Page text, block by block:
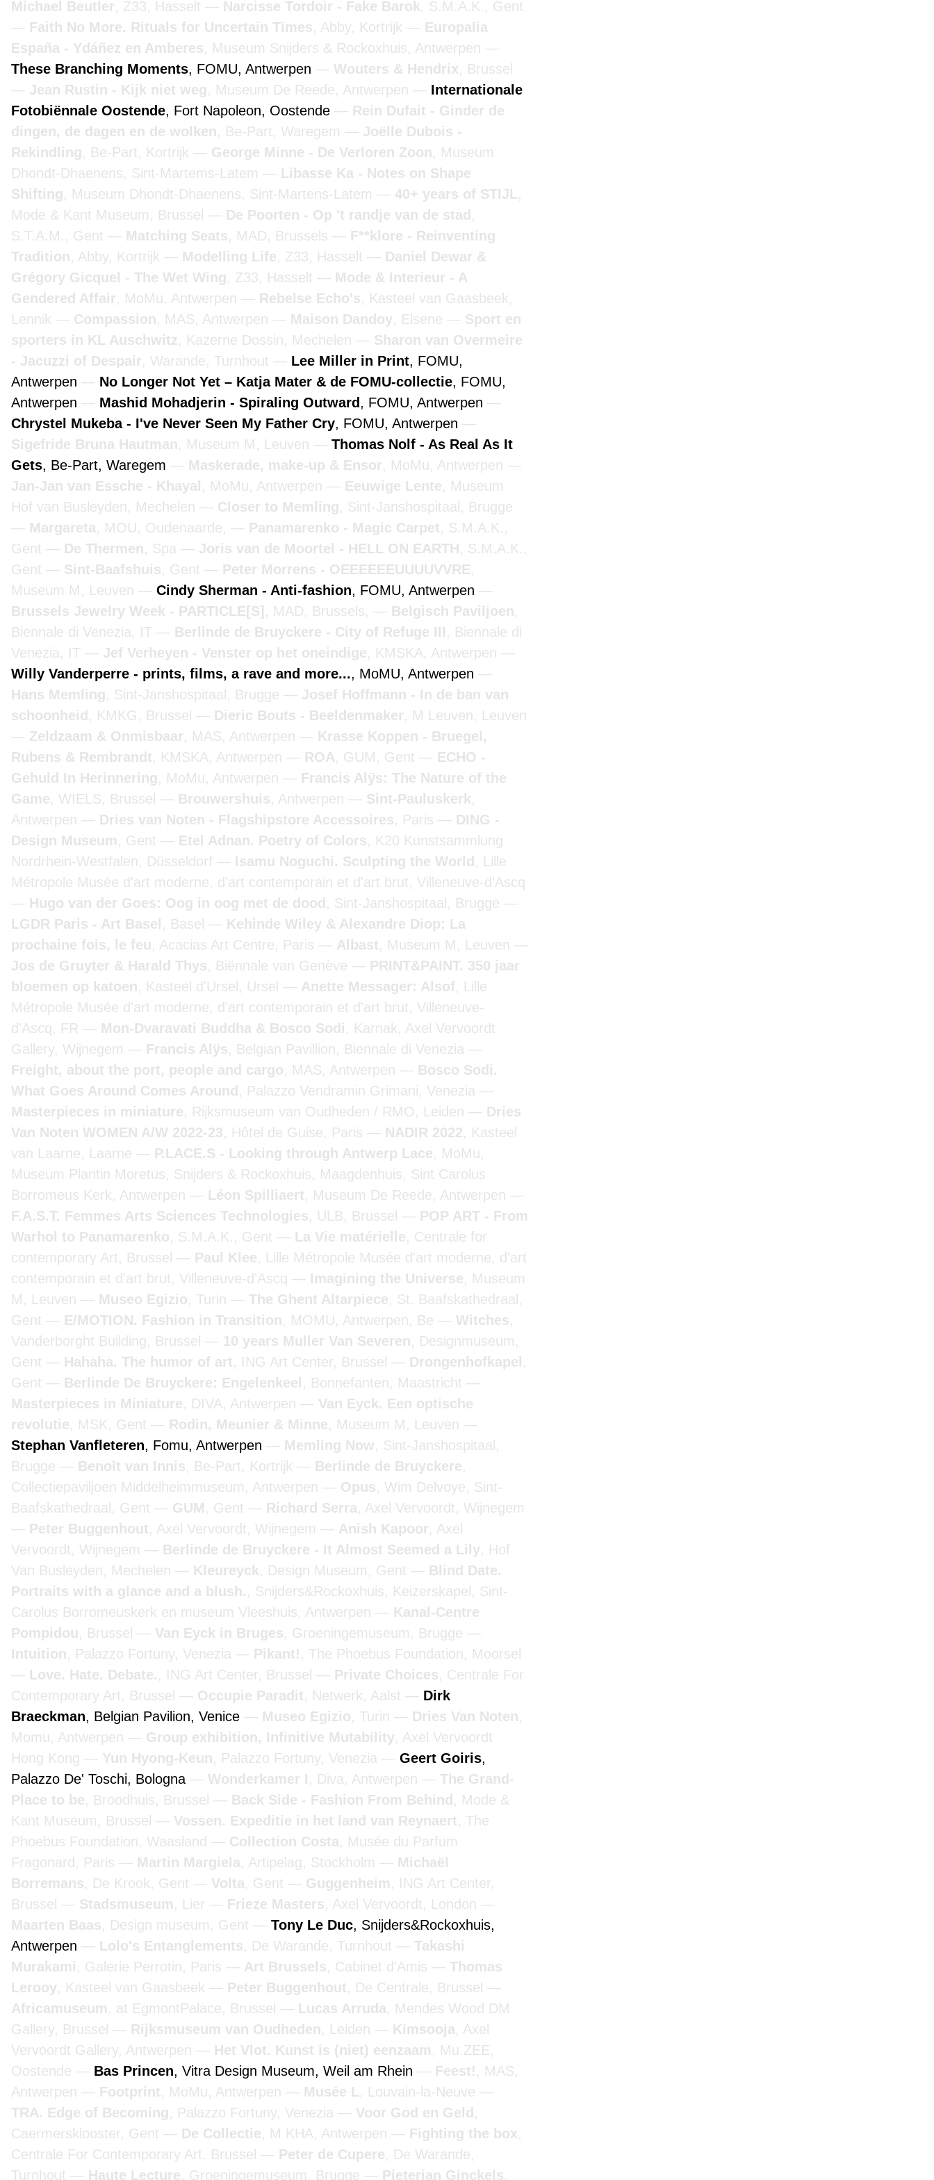
Michael Beutler, Z33, Hasselt Narcisse Tordoir - Fake Barok, S.M.A.K., Gent
Faith No More. Rituals for Uncertain Times, Abby, Kortrijk
Europalia
España - Ydáñez en Amberes, Museum Snijders & Rockoxhuis, Antwerpen
These Branching Moments, FOMU, Antwerpen Wouters & Hendrix, Brussel
Jean Rustin - Kijk niet weg, Museum De Reede, Antwerpen
Internationale
Fotobiënnale Oostende, Fort Napoleon, Oostende
Rein Dufait - Ginder de
dingen, de dagen en de wolken, Be-Part, Waregem
Joëlle Dubois -
Rekindling, Be-Part, Kortrijk George Minne - De Verloren Zoon, Museum
Dhondt-Dhaenens, Sint-Martems-Latem
Libasse Ka - Notes on Shape
Shifting, Museum Dhondt-Dhaenens, Sint-Martens-Latem 40+ years of STIJL,
Mode & Kant Museum, Brussel
De Poorten - Op 't randje van de stad ,
S.T.A.M., Gent
Matching Seats, MAD, Brussels
F**klore - Reinventing
Tradition, Abby, Kortrijk Modelling Life, Z33, Hasselt
Daniel Dewar &
Grégory Gicquel - The Wet Wing, Z33, Hasselt
Mode & Interieur - A
Gendered Affair, MoMu, Antwerpen Rebelse Echo's, Kasteel van Gaasbeek,
Lennik
Compassion, MAS, Antwerpen Maison Dandoy, Elsene
Sport en
sporters in KL Auschwitz, Kazerne Dossin, Mechelen
Sharon van Overmeire
- Jacuzzi of Despair, Warande, Turnhout Lee Miller in Print, FOMU,
Antwerpen
No Longer Not Yet – Katja Mater & de FOMU-collectie, FOMU,
Antwerpen
Mashid Mohadjerin - Spiraling Outward, FOMU, Antwerpen
Chrystel Mukeba - I've Never Seen My Father Cry, FOMU, Antwerpen
Sigefride Bruna Hautman, Museum M, Leuven
Thomas Nolf - As Real As It
Gets, Be-Part, Waregem Maskerade, make-up & Ensor, MoMu, Antwerpen
Jan-Jan van Essche - Khayal , MoMu, Antwerpen Eeuwige Lente, Museum
Hof van Busleyden, Mechelen
Closer to Memling, Sint-Janshospitaal, Brugge
Margareta, MOU, Oudenaarde, Panamarenko - Magic Carpet, S.M.A.K.,
Gent
De Thermen, Spa Joris van de Moortel - HELL ON EARTH, S.M.A.K.,
Gent
Sint-Baafshuis, Gent Peter Morrens - OEEEEEEUUUUVVRE,
Museum M, Leuven
Cindy Sherman - Anti-fashion, FOMU, Antwerpen
Brussels Jewelry Week - PARTICLE[S] , MAD, Brussels, Belgisch Paviljoen,
Biennale di Venezia, IT
Berlinde de Bruyckere - City of Refuge III, Biennale di
Venezia, IT
Jef Verheyen - Venster op het oneindige, KMSKA, Antwerpen
Willy Vanderperre - prints, films, a rave and more..., MoMU, Antwerpen
Hans Memling, Sint-Janshospitaal, Brugge
Josef Hoffmann - In de ban van
schoonheid , KMKG, Brussel Dieric Bouts - Beeldenmaker, M Leuven, Leuven
Zeldzaam & Onmisbaar, MAS, Antwerpen
Krasse Koppen - Bruegel,
Rubens & Rembrandt, KMSKA, Antwerpen ROA, GUM, Gent
ECHO -
Gehuld In Herinnering, MoMu, Antwerpen
Francis Alÿs: The Nature of the
Game, WIELS, Brussel Brouwershuis, Antwerpen Sint-Pauluskerk,
Antwerpen
Dries van Noten - Flagshipstore Accessoires, Paris
DING -
Design Museum, Gent Etel Adnan. Poetry of Colors, K20 Kunstsammlung
Nordrhein-Westfalen, Düsseldorf
Isamu Noguchi. Sculpting the World , Lille
Métropole Musée d'art moderne, d'art contemporain et d'art brut, Villeneuve-d'Ascq
Hugo van der Goes: Oog in oog met de dood , Sint-Janshospitaal, Brugge
LGDR Paris - Art Basel , Basel
Kehinde Wiley & Alexandre Diop: La
prochaine fois, le feu, Acacias Art Centre, Paris Albast, Museum M, Leuven
Jos de Gruyter & Harald Thys, Biënnale van Genève
PRINT&PAINT. 350 jaar
bloemen op katoen, Kasteel d'Ursel, Ursel Anette Messager: Alsof, Lille
Métropole Musée d'art moderne, d'art contemporain et d'art brut, Villeneuve-
d'Ascq, FR
Mon-Dvaravati Buddha & Bosco Sodi, Karnak, Axel Vervoordt
Gallery, Wijnegem
Francis Alÿs, Belgian Pavillion, Biennale di Venezia
Freight, about the port, people and cargo, MAS, Antwerpen
Bosco Sodi.
What Goes Around Comes Around , Palazzo Vendramin Grimani, Venezia
Masterpieces in miniature, Rijksmuseum van Oudheden / RMO, Leiden
Dries
Van Noten WOMEN A/W 2022-23, Hôtel de Guise, Paris NADIR 2022, Kasteel
van Laarne, Laarne
P.LACE.S - Looking through Antwerp Lace, MoMu,
Museum Plantin Moretus, Snijders & Rockoxhuis, Maagdenhuis, Sint Carolus
Borromeus Kerk, Antwerpen
Léon Spilliaert, Museum De Reede, Antwerpen
F.A.S.T. Femmes Arts Sciences Technologies, ULB, Brussel
POP ART - From
Warhol to Panamarenko, S.M.A.K., Gent La Vie matérielle, Centrale for
contemporary Art, Brussel
Paul Klee, Lille Métropole Musée d'art moderne, d'art
contemporain et d'art brut, Villeneuve-d'Ascq
Imagining the Universe, Museum
M, Leuven
Museo Egizio, Turin The Ghent Altarpiece, St. Baafskathedraal,
Gent
E/MOTION. Fashion in Transition, MOMU, Antwerpen, Be Witches,
Vanderborght Building, Brussel
10 years Muller Van Severen, Designmuseum,
Gent
Hahaha. The humor of art, ING Art Center, Brussel Drongenhofkapel ,
Gent
Berlinde De Bruyckere: Engelenkeel , Bonnefanten, Maastricht
Masterpieces in Miniature, DIVA, Antwerpen
Van Eyck. Een optische
revolutie, MSK, Gent Rodin, Meunier & Minne, Museum M, Leuven
Stephan Vanfleteren, Fomu, Antwerpen Memling Now, Sint-Janshospitaal,
Brugge
Benoît van Innis, Be-Part, Kortrijk Berlinde de Bruyckere,
Collectiepaviljoen Middelheimmuseum, Antwerpen
Opus, Wim Delvoye, Sint-
Baafskathedraal, Gent
GUM, Gent Richard Serra, Axel Vervoordt, Wijnegem
Peter Buggenhout, Axel Vervoordt, Wijnegem Anish Kapoor, Axel
Vervoordt, Wijnegem
Berlinde de Bruyckere - It Almost Seemed a Lily, Hof
Van Busleyden, Mechelen
Kleureyck, Design Museum, Gent
Blind Date.
Portraits with a glance and a blush., Snijders&Rockoxhuis, Keizerskapel, Sint-
Carolus Borromeuskerk en museum Vleeshuis, Antwerpen
Kanal-Centre
Pompidou, Brussel Van Eyck in Bruges, Groeningemuseum, Brugge
Intuition, Palazzo Fortuny, Venezia Pikant! , The Phoebus Foundation, Moorsel
Love. Hate. Debate., ING Art Center, Brussel Private Choices, Centrale For
Contemporary Art, Brussel
Occupie Paradit, Netwerk, Aalst
Dirk
Braeckman, Belgian Pavilion, Venice Museo Egizio, Turin Dries Van Noten,
Momu, Antwerpen
Group exhibition, Infinitive Mutability, Axel Vervoordt
Hong Kong
Yun Hyong-Keun, Palazzo Fortuny, Venezia Geert Goiris,
Palazzo De' Toschi, Bologna
Wonderkamer I, Diva, Antwerpen
The Grand-
Place to be, Broodhuis, Brussel Back Side - Fashion From Behind , Mode &
Kant Museum, Brussel
Vossen. Expeditie in het land van Reynaert, The
Phoebus Foundation, Waasland
Collection Costa, Musée du Parfum
Fragonard, Paris
Martin Margiela, Artipelag, Stockholm
Michaël
Borremans, De Krook, Gent Volta, Gent Guggenheim, ING Art Center,
Brussel
Stadsmuseum, Lier Frieze Masters, Axel Vervoordt, London
Maarten Baas, Design museum, Gent Tony Le Duc, Snijders&Rockoxhuis,
Antwerpen
Lolo's Entanglements, De Warande, Turnhout
Takashi
Murakami, Galerie Perrotin, Paris Art Brussels, Cabinet d'Amis
Thomas
Lerooy, Kasteel van Gaasbeek Peter Buggenhout, De Centrale, Brussel
Africamuseum, at EgmontPalace, Brussel Lucas Arruda, Mendes Wood DM
Gallery, Brussel
Rijksmuseum van Oudheden, Leiden Kimsooja, Axel
Vervoordt Gallery, Antwerpen
Het Vlot. Kunst is (niet) eenzaam, Mu.ZEE,
Oostende
Bas Princen, Vitra Design Museum, Weil am Rhein Feest! , MAS,
Antwerpen
Footprint, MoMu, Antwerpen Musée L, Louvain-la-Neuve
TRA. Edge of Becoming, Palazzo Fortuny, Venezia Voor God en Geld ,
Caermersklooster, Gent
De Collectie, M KHA, Antwerpen Fighting the box,
Centrale For Contemporary Art, Brussel
Peter de Cupere, De Warande,
Turnhout
Haute Lecture, Groeningemuseum, Brugge Pieterjan Ginckels,